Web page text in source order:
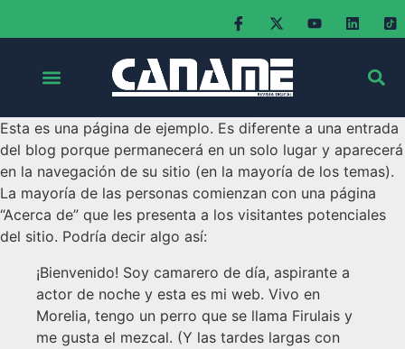
Esta es una página de ejemplo. Es diferente a una entrada
del blog porque permanecerá en un solo lugar y aparecerá
en la navegación de su sitio (en la mayoría de los temas).
La mayoría de las personas comienzan con una página
“Acerca de” que les presenta a los visitantes potenciales
del sitio. Podría decir algo así:
¡Bienvenido! Soy camarero de día, aspirante a
actor de noche y esta es mi web. Vivo en
Morelia, tengo un perro que se llama Firulais y
me gusta el mezcal. (Y las tardes largas con